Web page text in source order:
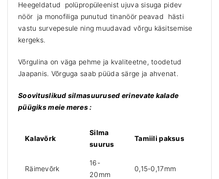
Heegeldatud polüpropüleenist ujuva sisuga pidev
nöör ja monofiliga punutud tinanöör peavad hästi
vastu survepesule ning muudavad võrgu käsitsemise
kergeks.
Võrgulina on väga pehme ja kvaliteetne, toodetud
Jaapanis. Võrguga saab püüda särge ja ahvenat.
Soovituslikud silmasuurused erinevate kalade
püügiks meie meres :
Kalavõrk
Silma
suurus
Tamiili paksus
Räimevõrk
16-
20mm
0,15-0,17mm